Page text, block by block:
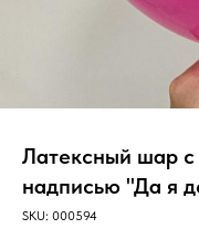
Латексный шар с
надписью "Да я
SKU: 000594